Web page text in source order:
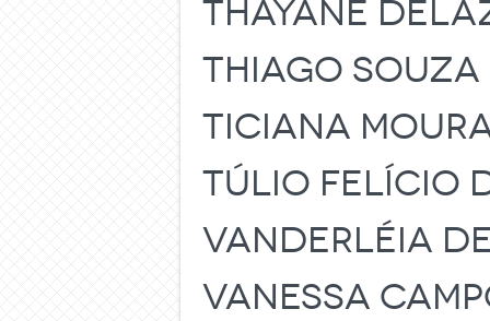
THAYANE
THIAGO
TICIANA
TÚLIO FELÍCIO
VANDERLÉIA
VANESSA